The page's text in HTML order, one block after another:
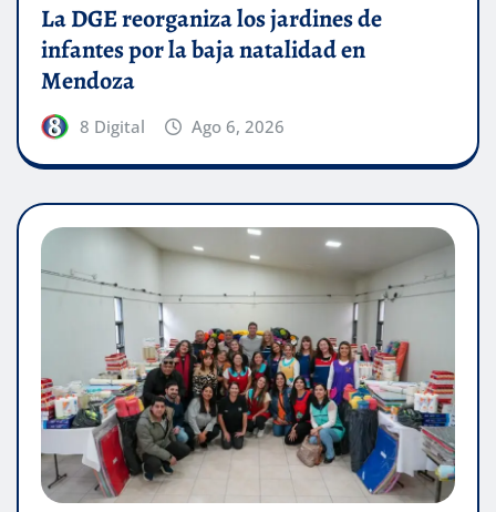
La DGE reorganiza los jardines de
infantes por la baja natalidad en
Mendoza
8 Digital Ago 6, 2026